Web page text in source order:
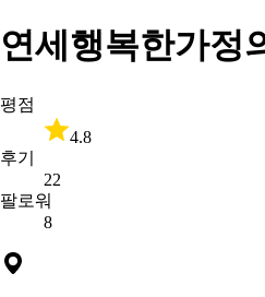
연세행복한가정
평점
4.8
후기
22
팔로워
8